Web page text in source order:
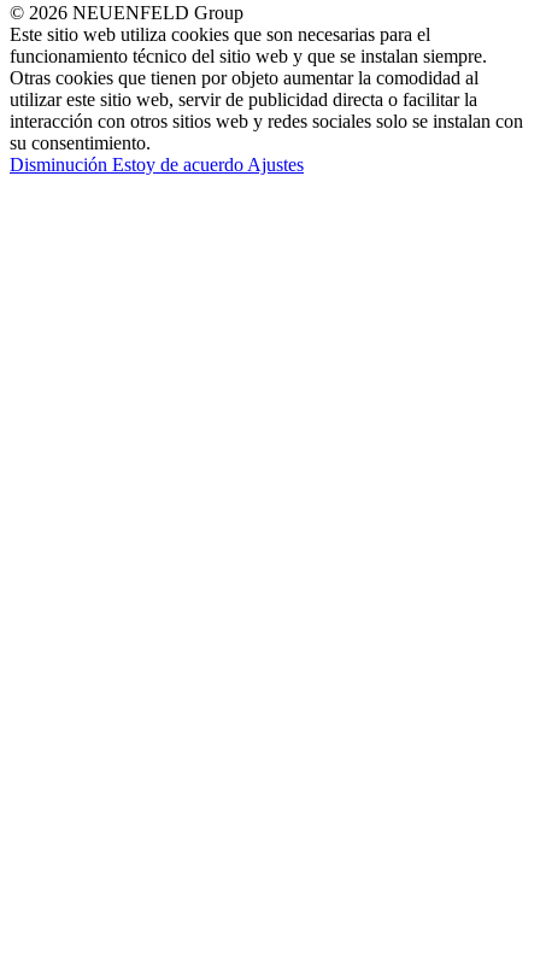
© 2026 NEUENFELD Group
Este sitio web utiliza cookies que son necesarias para el
funcionamiento técnico del sitio web y que se instalan siempre.
Otras cookies que tienen por objeto aumentar la comodidad al
utilizar este sitio web, servir de publicidad directa o facilitar la
interacción con otros sitios web y redes sociales solo se instalan con
su consentimiento.
Disminución Estoy de acuerdo Ajustes